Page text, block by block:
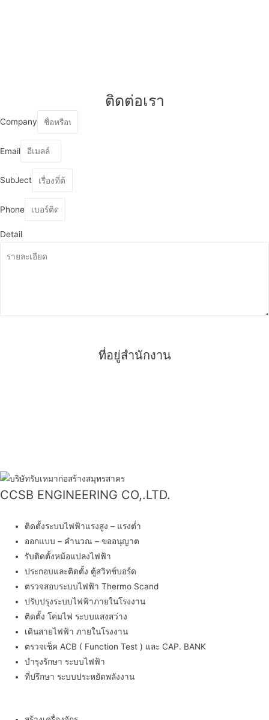
ติดต่อเรา
Company
Email
SubJect
Phone
Detail
ที่อยู่สำนักงาน
CCSB ENGINEERING CO,.LTD.
ติดตั้งระบบไฟฟ้าแรงสูง – แรงต่ำ
ออกแบบ – คำนวณ – ขออนุญาต
รับติดตั้งหม้อแปลงไฟฟ้า
ประกอบและติดตั้ง ตู้สวิทช์บอร์ด
ตรวจสอบระบบไฟฟ้า Thermo Scand
ปรับปรุงระบบไฟฟ้าภายในโรงงาน
ติดตั้ง โคมไฟ ระบบแสงสว่าง
เดินสายไฟฟ้า ภายในโรงงาน
ตรวจเช็ค ACB ( Function Test ) และ CAP. BANK
บำรุงรักษา ระบบไฟฟ้า
ที่ปรึกษา ระบบประหยัดพลังงาน